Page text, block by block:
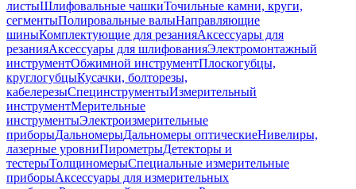
листыШлифовальные чашкиТочильные камни, круги,
сегментыПолировальные валыНаправляющие
шиныКомплектующие для резанияАксессуары для
резанияАксессуары для шлифованияЭлектромонтажный
инструментОбжимной инструментПлоскогубцы,
круглогубцыКусачки, болторезы,
кабелерезыСпецинструментыИзмерительный
инструментМерительные
инструментыЭлектроизмерительные
приборыДальномерыДальномеры оптическиеНивелиры,
лазерные уровниПирометрыДетекторы и
тестерыТолщиномерыСпециальные измерительные
приборыАксессуары для измерительных